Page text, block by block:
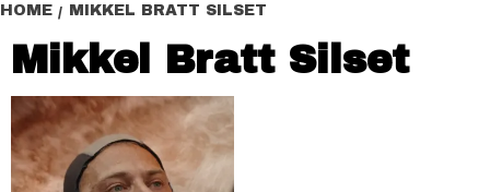
HOME MIKKEL BRATT SILSET
Mikkel Bratt Silset